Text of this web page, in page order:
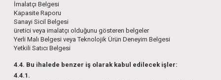
İmalatçı Belgesi
Kapasite Raporu
Sanayi Sicil Belgesi
üretici veya imalatçı olduğunu gösteren belgeler
Yerli Malı Belgesi veya Teknolojik Ürün Deneyim Belgesi
Yetkili Satıcı Belgesi
4.4. Bu ihalede benzer iş olarak kabul edilecek işler:
4.4.1.